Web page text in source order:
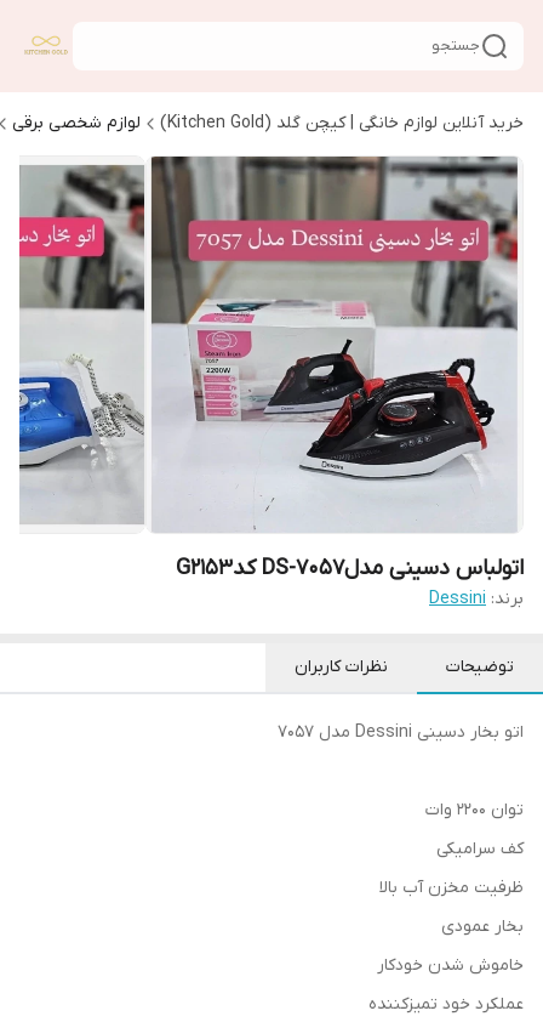
جستجو
خرید آنلاین لوازم خانگی | کیچن گلد (Kitchen Gold) لوازم شخصی برقی
اتو‌لباس دسینی مدلDS-7057 کدG2153
برند: Dessini
توضیحات نظرات کاربران
اتو بخار دسینی Dessini مدل 7057
توان 2200 وات
کف سرامیکی
ظرفیت مخزن آب بالا
بخار عمودی
خاموش شدن خودکار
عملکرد خود تمیزکننده